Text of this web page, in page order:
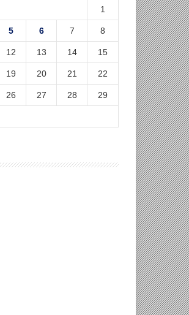
1
5 6 7 8
12 13 14 15
19 20 21 22
26 27 28 29